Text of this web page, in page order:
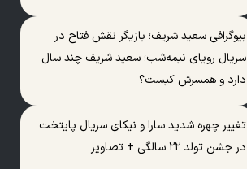
بیوگرافی سعید شریف؛ بازیگر نقش فتاح در
سریال رویای نیمه‌شب؛ سعید شریف چند سال
دارد و همسرش کیست؟
تغییر چهره شدید سارا و نیکای سریال پایتخت
در جشن تولد ۲۲ سالگی + تصاویر